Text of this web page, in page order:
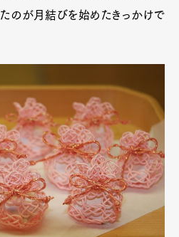
のが月結びを始めたきっかけで